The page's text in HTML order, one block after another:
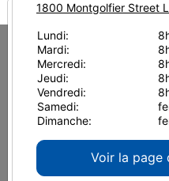
Home Nouvelles et ressources
Nouvelles
It looks
from
1800 Montgolfier Street
Lundi:
Mardi:
Mercredi:
Jeudi:
Vendredi:
Samedi:
Dimanche:
Voir la page